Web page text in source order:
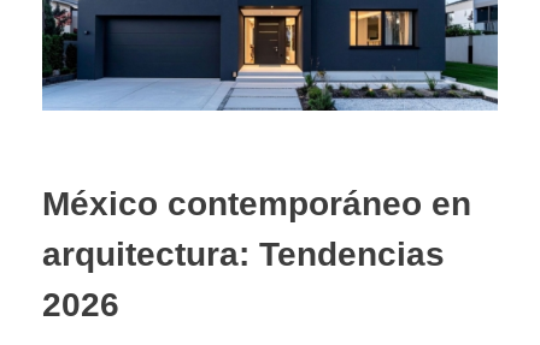
México contemporáneo en
arquitectura: Tendencias
2026